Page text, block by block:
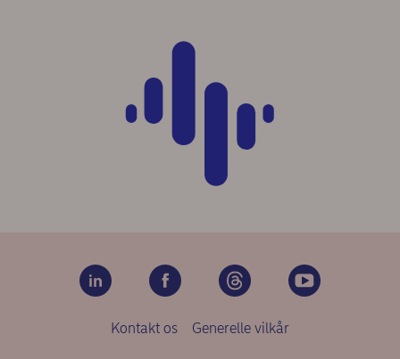
Kontakt os Generelle vilkår